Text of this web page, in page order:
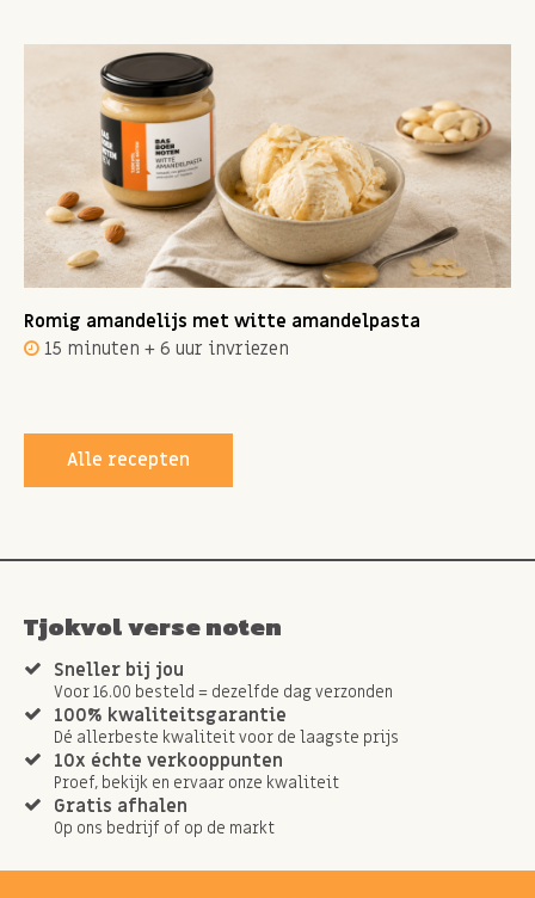
Romig amandelijs met witte amandelpasta
15 minuten + 6 uur invriezen
Alle recepten
Tjokvol verse noten
Sneller bij jou
Voor 16.00 besteld = dezelfde dag verzonden
100% kwaliteitsgarantie
Dé allerbeste kwaliteit voor de laagste prijs
10x échte verkooppunten
Proef, bekijk en ervaar onze kwaliteit
Gratis afhalen
Op ons bedrijf of op de markt